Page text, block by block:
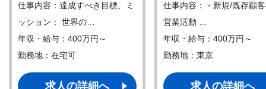
仕事内容：達成すべき目標、ミ
ッション： 世界の…
年収・給与：400万円～
勤務地：在宅可
求人の詳細へ
仕事内容：・新規/既存顧
営業活動 …
年収・給与：400万円～
勤務地：東京
求人の詳細へ